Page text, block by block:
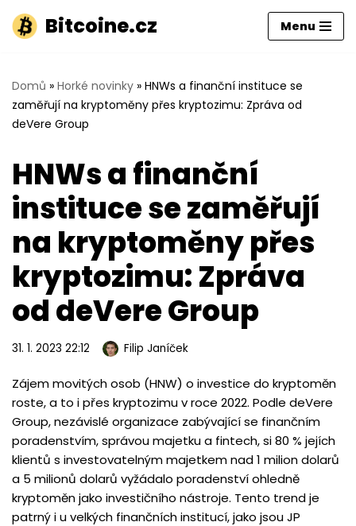
Přeskočit
obsah
Bitcoine.cz Menu
Domů » Horké novinky » HNWs a finanční instituce se
zaměřují na kryptoměny přes kryptozimu: Zpráva od
deVere Group
HNWs a finanční
instituce se zaměřují
na kryptoměny přes
kryptozimu: Zpráva
od deVere Group
31. 1. 2023 22:12 Filip Janíček
Zájem movitých osob (HNW) o investice do kryptoměn
roste, a to i přes kryptozimu v roce 2022. Podle deVere
Group, nezávislé organizace zabývající se finančním
poradenstvím, správou majetku a fintech, si 80 % jejích
klientů s investovatelným majetkem nad 1 milion dolarů
a 5 milionů dolarů vyžádalo poradenství ohledně
kryptoměn jako investičního nástroje. Tento trend je
patrný i u velkých finančních institucí, jako jsou JP